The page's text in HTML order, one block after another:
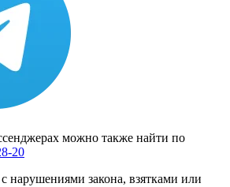
можно также найти по
20
нарушениями закона, взятками или